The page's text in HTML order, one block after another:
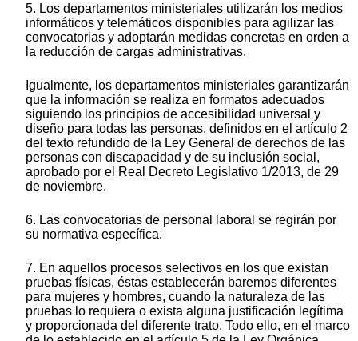
5. Los departamentos ministeriales utilizarán los medios
informáticos y telemáticos disponibles para agilizar las
convocatorias y adoptarán medidas concretas en orden a
la reducción de cargas administrativas.
Igualmente, los departamentos ministeriales garantizarán
que la información se realiza en formatos adecuados
siguiendo los principios de accesibilidad universal y
diseño para todas las personas, definidos en el artículo 2
del texto refundido de la Ley General de derechos de las
personas con discapacidad y de su inclusión social,
aprobado por el Real Decreto Legislativo 1/2013, de 29
de noviembre.
6. Las convocatorias de personal laboral se regirán por
su normativa específica.
7. En aquellos procesos selectivos en los que existan
pruebas físicas, éstas establecerán baremos diferentes
para mujeres y hombres, cuando la naturaleza de las
pruebas lo requiera o exista alguna justificación legítima
y proporcionada del diferente trato. Todo ello, en el marco